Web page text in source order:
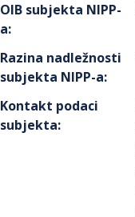
OIB subjekta NIPP-
a:
Razina nadležnosti
subjekta NIPP-a:
Kontakt podaci
subjekta: